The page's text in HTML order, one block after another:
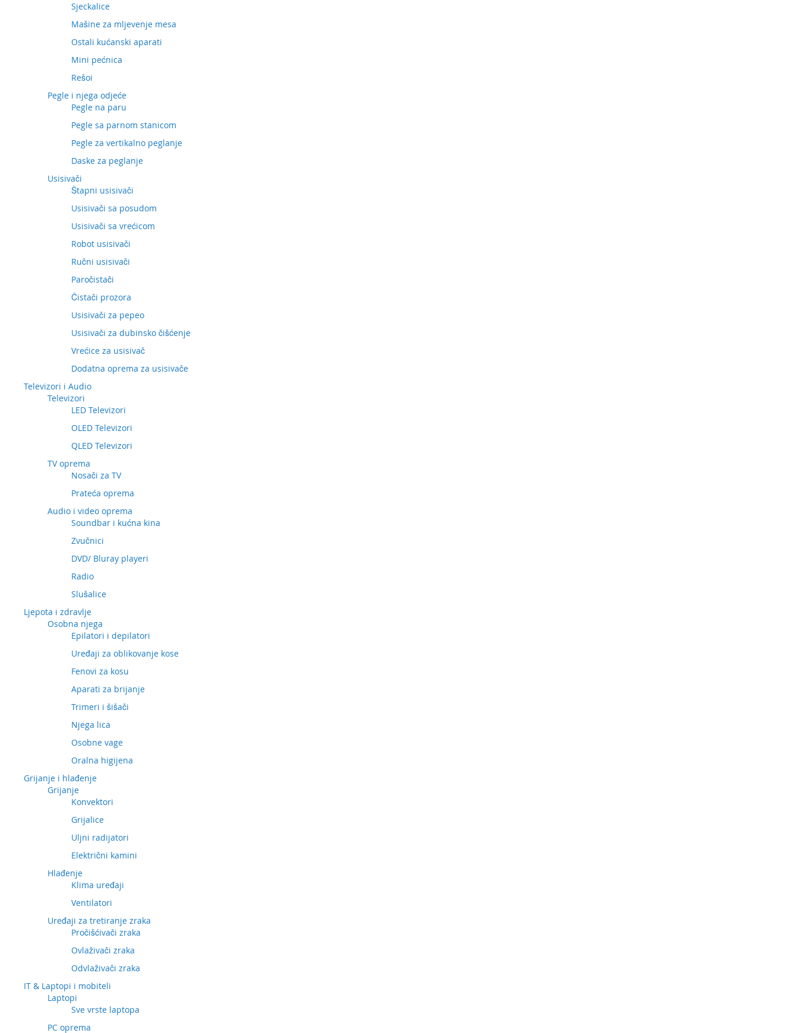
Sjeckalice
Mašine za mljevenje mesa
Ostali kućanski aparati
Mini pećnica
Rešoi
Pegle i njega odjeće
Pegle na paru
Pegle sa parnom stanicom
Pegle za vertikalno peglanje
Daske za peglanje
Usisivači
Štapni usisivači
Usisivači sa posudom
Usisivači sa vrećicom
Robot usisivači
Ručni usisivači
Paročistači
Čistači prozora
Usisivači za pepeo
Usisivači za dubinsko čišćenje
Vrećice za usisivač
Dodatna oprema za usisivače
Televizori i Audio
Televizori
LED Televizori
OLED Televizori
QLED Televizori
TV oprema
Nosači za TV
Prateća oprema
Audio i video oprema
Soundbar i kućna kina
Zvučnici
DVD/ Bluray playeri
Radio
Slušalice
Ljepota i zdravlje
Osobna njega
Epilatori i depilatori
Uređaji za oblikovanje kose
Fenovi za kosu
Aparati za brijanje
Trimeri i šišači
Njega lica
Osobne vage
Oralna higijena
Grijanje i hlađenje
Grijanje
Konvektori
Grijalice
Uljni radijatori
Električni kamini
Hlađenje
Klima uređaji
Ventilatori
Uređaji za tretiranje zraka
Pročišćivači zraka
Ovlaživači zraka
Odvlaživači zraka
IT & Laptopi i mobiteli
Laptopi
Sve vrste laptopa
PC oprema